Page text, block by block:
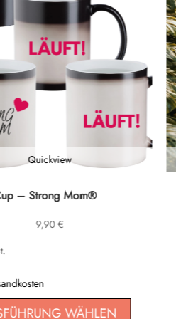
Quickview
– Strong Mom®
9,90€
WÄHLEN